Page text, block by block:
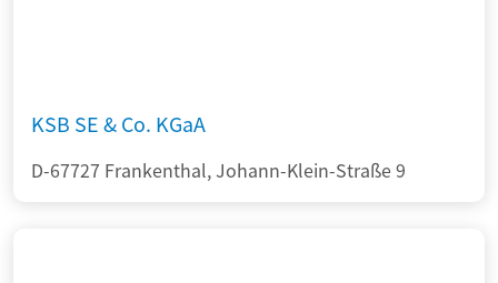
KSB SE & Co. KGaA
D-67727 Frankenthal, Johann-Klein-Straße 9